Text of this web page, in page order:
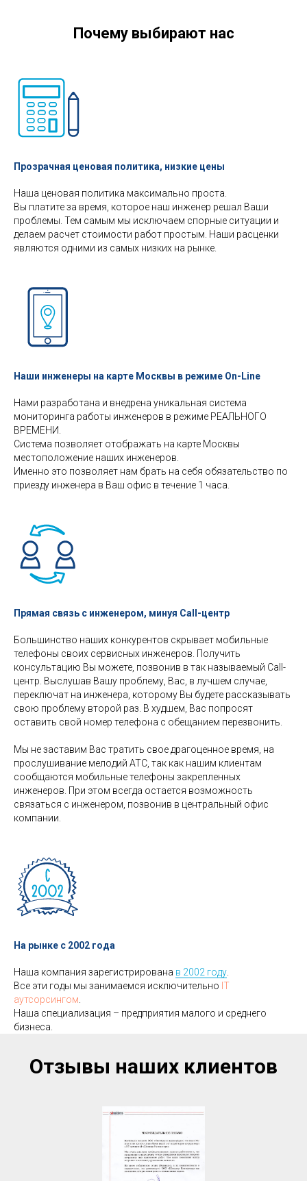
Почему выбирают нас
Прозрачная ценовая политика, низкие цены
Наша ценовая политика максимально проста.
Вы платите за время, которое наш инженер решал Ваши
проблемы. Тем самым мы исключаем спорные ситуации и
делаем расчет стоимости работ простым. Наши расценки
являются одними из самых низких на рынке.
Наши инженеры на карте Москвы в режиме On-Line
Нами разработана и внедрена уникальная система
мониторинга работы инженеров в режиме РЕАЛЬНОГО
ВРЕМЕНИ.
Система позволяет отображать на карте Москвы
местоположение наших инженеров.
Именно это позволяет нам брать на себя обязательство по
приезду инженера в Ваш офис в течение 1 часа.
Прямая связь с инженером, минуя Call-центр
Большинство наших конкурентов скрывает мобильные
телефоны своих сервисных инженеров. Получить
консультацию Вы можете, позвонив в так называемый Call-
центр. Выслушав Вашу проблему, Вас, в лучшем случае,
переключат на инженера, которому Вы будете рассказывать
свою проблему второй раз. В худшем, Вас попросят
оставить свой номер телефона с обещанием перезвонить.
Мы не заставим Вас тратить свое драгоценное время, на
прослушивание мелодий АТС, так как нашим клиентам
сообщаются мобильные телефоны закрепленных
инженеров. При этом всегда остается возможность
связаться с инженером, позвонив в центральный офис
компании.
На рынке с 2002 года
Наша компания зарегистрирована в 2002 году.
Все эти годы мы занимаемся исключительно IT
аутсорсингом.
Наша специализация – предприятия малого и среднего
бизнеса.
Отзывы наших клиентов